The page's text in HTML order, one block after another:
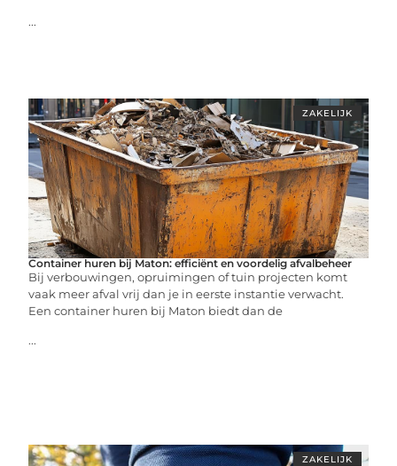
...
ZAKELIJK
Container huren bij Maton: efficiënt en voordelig afvalbeheer
Bij verbouwingen, opruimingen of tuin projecten komt
vaak meer afval vrij dan je in eerste instantie verwacht.
Een container huren bij Maton biedt dan de
...
ZAKELIJK